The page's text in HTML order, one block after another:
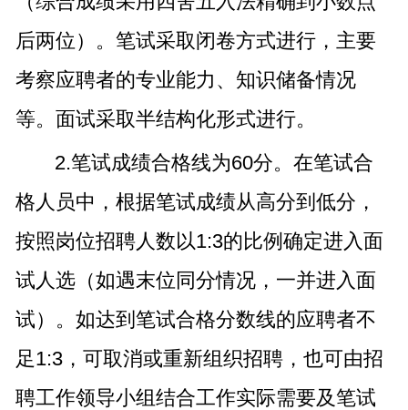
后两位）。笔试采取闭卷方式进行，主要
考察应聘者的专业能力、知识储备情况
等。面试采取半结构化形式进行。
2.笔试成绩合格线为60分。在笔试合
格人员中，根据笔试成绩从高分到低分，
按照岗位招聘人数以1:3的比例确定进入面
试人选（如遇末位同分情况，一并进入面
试）。如达到笔试合格分数线的应聘者不
足1:3，可取消或重新组织招聘，也可由招
聘工作领导小组结合工作实际需要及笔试